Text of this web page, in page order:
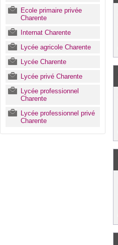
Ecole primaire privée
Charente
Internat Charente
Lycée agricole Charente
Lycée Charente
Lycée privé Charente
Lycée professionnel
Charente
Lycée professionnel privé
Charente